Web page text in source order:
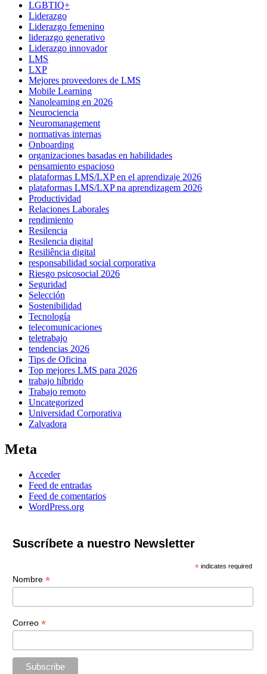
LGBTIQ+
Liderazgo
Liderazgo femenino
liderazgo generativo
Liderazgo innovador
LMS
LXP
Mejores proveedores de LMS
Mobile Learning
Nanolearning en 2026
Neurociencia
Neuromanagement
normativas internas
Onboarding
organizaciones basadas en habilidades
pensamiento espacioso
plataformas LMS/LXP en el aprendizaje 2026
plataformas LMS/LXP na aprendizagem 2026
Productividad
Relaciones Laborales
rendimiento
Resilencia
Resilencia digital
Resiliência digital
responsabilidad social corporativa
Riesgo psicosocial 2026
Seguridad
Selección
Sostenibilidad
Tecnología
telecomunicaciones
teletrabajo
tendencias 2026
Tips de Oficina
Top mejores LMS para 2026
trabajo híbrido
Trabajo remoto
Uncategorized
Universidad Corporativa
Zalvadora
Meta
Acceder
Feed de entradas
Feed de comentarios
WordPress.org
Suscríbete a nuestro Newsletter
* indicates required
Nombre *
Correo *